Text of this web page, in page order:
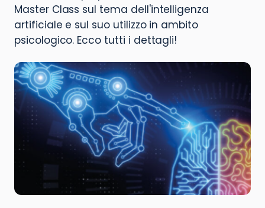
Master Class sul tema dell'intelligenza
artificiale e sul suo utilizzo in ambito
psicologico. Ecco tutti i dettagli!